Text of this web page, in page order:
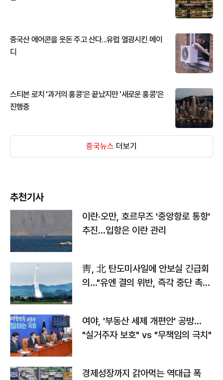
중국산 에어콘을 웃돈 주고 산다...유럽 열광시킨 메이
디
스티븐 로치 '과거의 홍콩'은 끝났지만 '새로운 홍콩'은
진행중
중국뉴스 더보기
추천기사
이란·오만, 호르무즈 '중앙항로 통항'
추진…입항은 이란 관리
靑, 北 탄도미사일에 안보실 긴급회
의…"유엔 결의 위반, 즉각 중단 촉
여야, '부동산 세제 개편안' 공방…
"실거주자 보호" vs "무책임의 극치"
경제성장까지 갉아먹는 역대급 폭